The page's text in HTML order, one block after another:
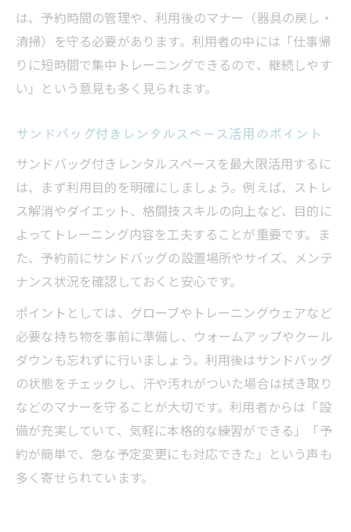
は、予約時間の管理や、利用後のマナー（器具の戻し・
清掃）を守る必要があります。利用者の中には「仕事帰
りに短時間で集中トレーニングできるので、継続しやす
い」という意見も多く見られます。
サンドバッグ付きレンタルスペース活用のポイント
サンドバッグ付きレンタルスペースを最大限活用するに
は、まず利用目的を明確にしましょう。例えば、ストレ
ス解消やダイエット、格闘技スキルの向上など、目的に
よってトレーニング内容を工夫することが重要です。ま
た、予約前にサンドバッグの設置場所やサイズ、メンテ
ナンス状況を確認しておくと安心です。
ポイントとしては、グローブやトレーニングウェアなど
必要な持ち物を事前に準備し、ウォームアップやクール
ダウンも忘れずに行いましょう。利用後はサンドバッグ
の状態をチェックし、汗や汚れがついた場合は拭き取り
などのマナーを守ることが大切です。利用者からは「設
備が充実していて、気軽に本格的な練習ができる」「予
約が簡単で、急な予定変更にも対応できた」という声も
多く寄せられています。